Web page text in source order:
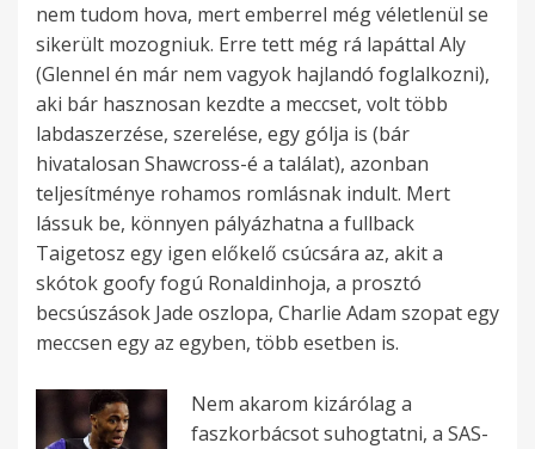
nem tudom hova, mert emberrel még véletlenül se
sikerült mozogniuk. Erre tett még rá lapáttal Aly
(Glennel én már nem vagyok hajlandó foglalkozni),
aki bár hasznosan kezdte a meccset, volt több
labdaszerzése, szerelése, egy gólja is (bár
hivatalosan Shawcross-é a találat), azonban
teljesítménye rohamos romlásnak indult. Mert
lássuk be, könnyen pályázhatna a fullback
Taigetosz egy igen előkelő csúcsára az, akit a
skótok goofy fogú Ronaldinhoja, a prosztó
becsúszások Jade oszlopa, Charlie Adam szopat egy
meccsen egy az egyben, több esetben is.
Nem akarom kizárólag a
faszkorbácsot suhogtatni, a SAS-